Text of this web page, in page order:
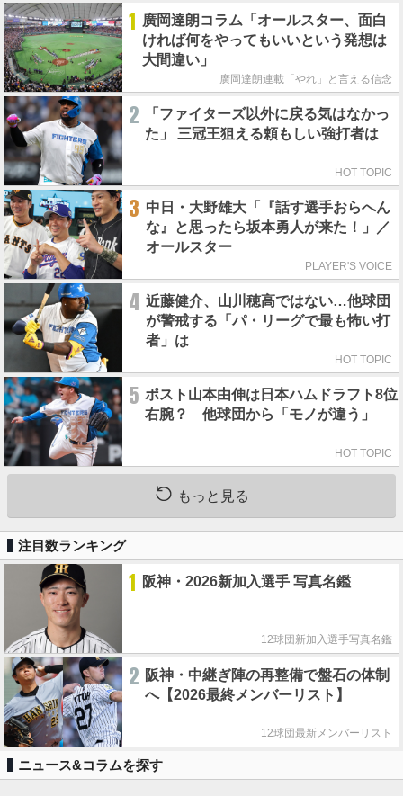
1 廣岡達朗コラム「オールスター、面白
ければ何をやってもいいという発想は
大間違い」
廣岡達朗連載「やれ」と言える信念
2
「ファイターズ以外に戻る気はなかっ
た」 三冠王狙える頼もしい強打者は
HOT TOPIC
3 中日・大野雄大「『話す選手おらへん
な』と思ったら坂本勇人が来た！」／
オールスター
PLAYER'S VOICE
4 近藤健介、山川穂高ではない…他球団
が警戒する「パ・リーグで最も怖い打
者」は
HOT TOPIC
5 ポスト山本由伸は日本ハムドラフト8位
右腕？ 他球団から「モノが違う」
HOT TOPIC
もっと見る
注目数ランキング
1 阪神・2026新加入選手 写真名鑑
12球団新加入選手写真名鑑
2 阪神・中継ぎ陣の再整備で盤石の体制
へ【2026最終メンバーリスト】
12球団最新メンバーリスト
ニュース&コラムを探す